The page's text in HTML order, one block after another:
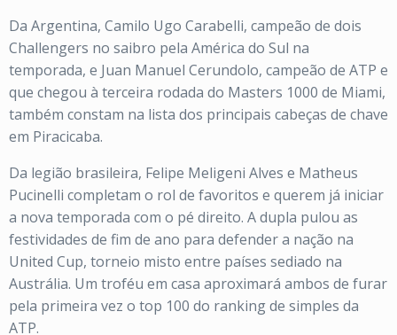
Da Argentina, Camilo Ugo Carabelli, campeão de dois
Challengers no saibro pela América do Sul na
temporada, e Juan Manuel Cerundolo, campeão de ATP e
que chegou à terceira rodada do Masters 1000 de Miami,
também constam na lista dos principais cabeças de chave
em Piracicaba.
Da legião brasileira, Felipe Meligeni Alves e Matheus
Pucinelli completam o rol de favoritos e querem já iniciar
a nova temporada com o pé direito. A dupla pulou as
festividades de fim de ano para defender a nação na
United Cup, torneio misto entre países sediado na
Austrália. Um troféu em casa aproximará ambos de furar
pela primeira vez o top 100 do ranking de simples da
ATP.